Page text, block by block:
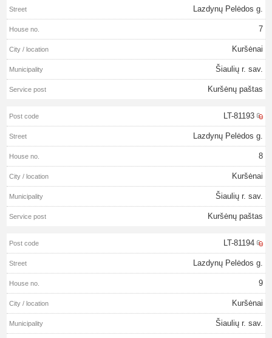
Lazdynų Pelėdos g.
7
Kuršėnai
Šiaulių r. sav.
Kuršėnų paštas
LT-81193
Lazdynų Pelėdos g.
8
Kuršėnai
Šiaulių r. sav.
Kuršėnų paštas
LT-81194
Lazdynų Pelėdos g.
9
Kuršėnai
Šiaulių r. sav.